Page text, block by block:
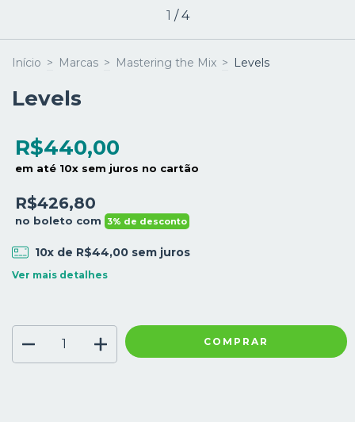
1 /4
Início > Marcas > Mastering the Mix > Levels
Levels
R$440,00
em até 10x sem juros no cartão
R$426,80
no boleto com 3% de desconto
10x de R$44,00sem juros
Ver mais detalhes
COMPRAR